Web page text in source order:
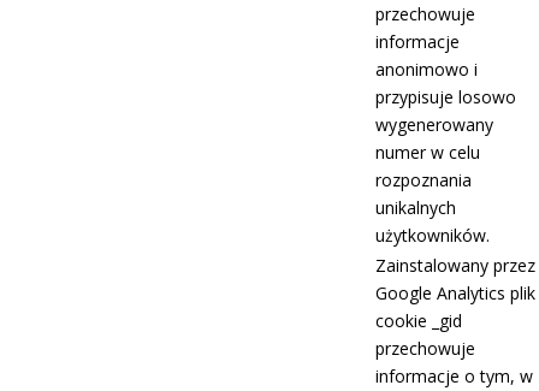
przechowuje
informacje
anonimowo i
przypisuje losowo
wygenerowany
numer w celu
rozpoznania
unikalnych
użytkowników.
Zainstalowany przez
Google Analytics plik
cookie _gid
przechowuje
informacje o tym, w